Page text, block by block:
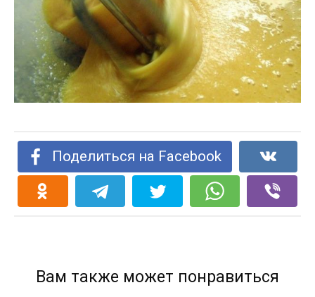
Поделиться на Facebook
Вам также может понравиться